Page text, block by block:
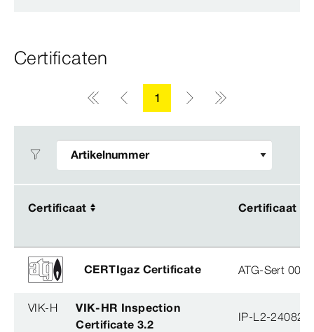
Certificaten
1
Certificaat Certificaat
Certificaat Certificaat
CERTIgaz Certificate ATG-Sert
VIK-H
VIK-HR Inspection
Certificate 3.2
IP-L2-